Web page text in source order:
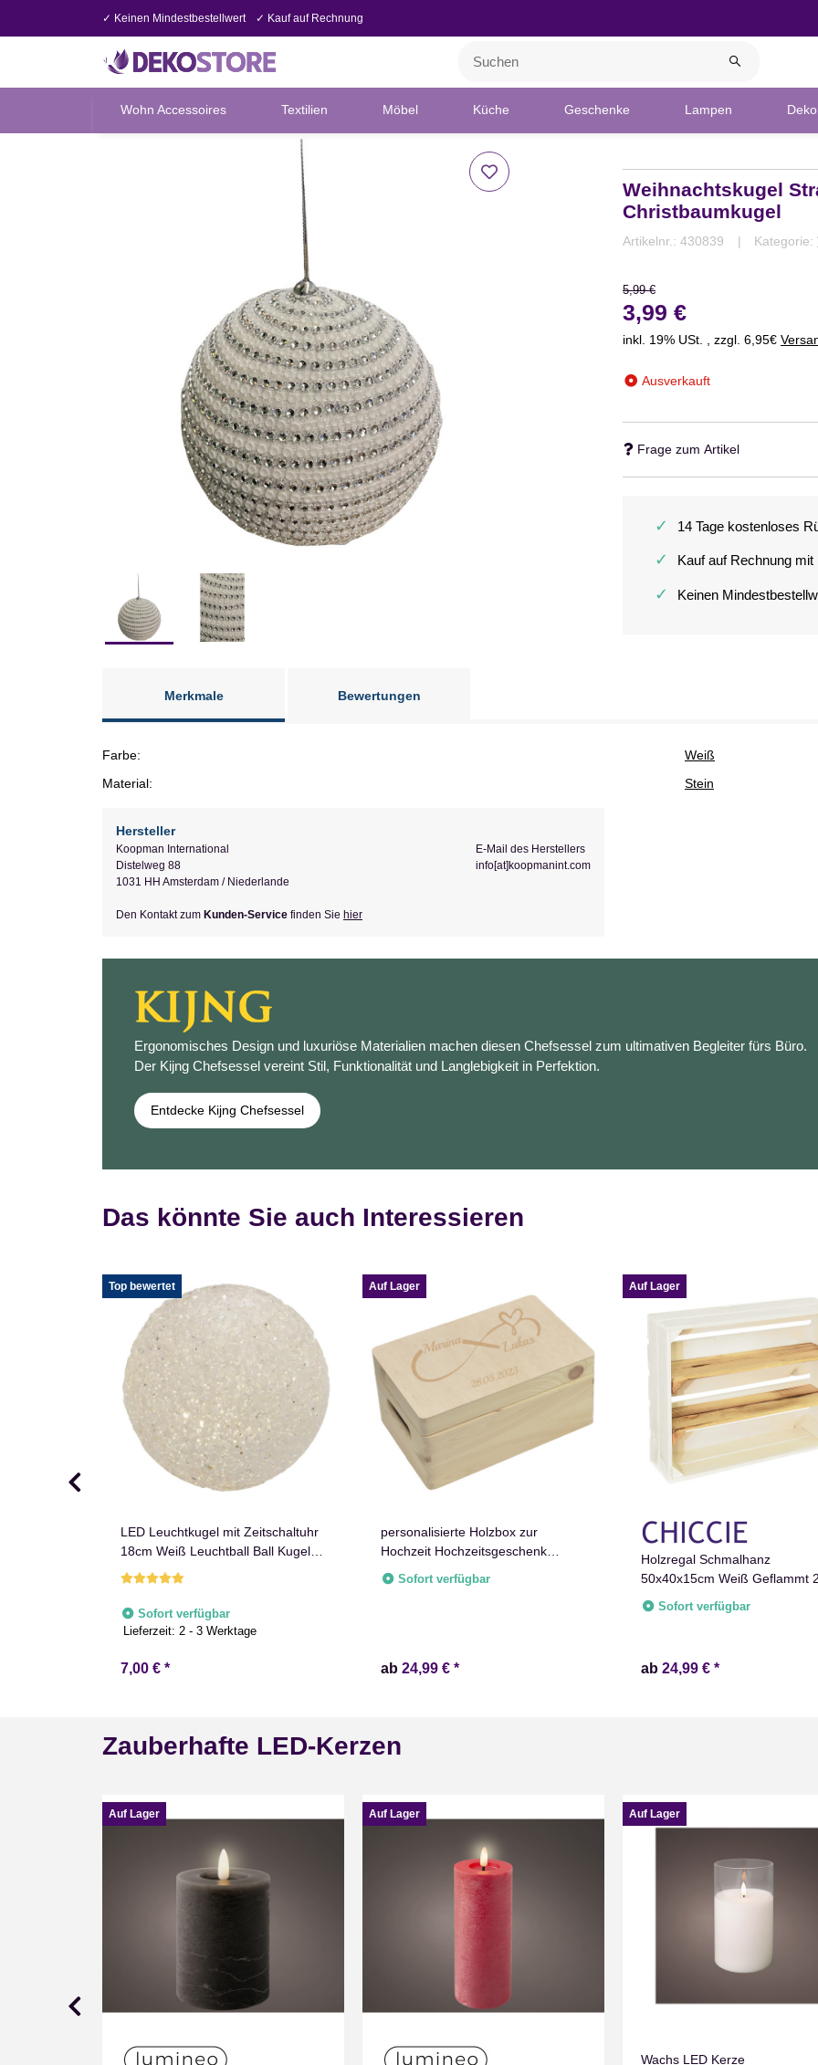
✓ Keinen Mindestbestellwert ✓ Kauf auf Rechnung
Wohn Accessoires Textilien Möbel Küche Geschenke Lampen
Weihnachtskugel
Christbaumkugel
Artikelnr.: 430839 Kategorie:
5,99 €
3,99 €
inkl. 19% USt. , zzgl. 6,95€
Ausverkauft
Frage zum Artikel
✓ 14 Tage kostenloses
✓ Kauf auf Rechnung mit
✓ Keinen
Merkmale Bewertungen
Farbe:
Weiß
Material:
Stein
Hersteller
Koopman International
Distelweg 88
1031 HH Amsterdam / Niederlande
E-Mail des Herstellers
info[at]koopmanint.com
Den Kontakt zum Kunden-Service finden Sie hier
Ergonomisches Design und luxuriöse Materialien machen diesen Chefsessel zum ultimativen Begleiter fürs Büro.
Der Kijng Chefsessel vereint Stil, Funktionalität und Langlebigkeit in Perfektion.
Entdecke Kijng Chefsessel
Das könnte Sie auch Interessieren
Top bewertet
LED Leuchtkugel mit Zeitschaltuhr
18cm Weiß Leuchtball Ball Kugel
Batteriebetrieben Timer Lichtball
(18cm)
Sofort verfügbar
Lieferzeit: 2 - 3 Werktage
7,00 € *
Auf Lager
personalisierte Holzbox zur
Hochzeit Hochzeitsgeschenk
Geschenk Kiste
Sofort verfügbar
ab 24,99 € *
Auf Lager
Holzregal Schmalhanz
50x40x15cm Weiß Geflammt
Langes Regal
Sofort verfügbar
ab 24,99 € *
Zauberhafte LED-Kerzen
Auf Lager Auf Lager Auf Lager
Wachs LED Kerze